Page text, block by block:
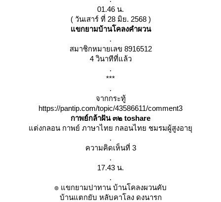
01.46 น.
( วันเสาร์ ที่ 28 มิย. 2568 )
ขกยามบ้านโคลงคำผวน
.
สมาชิกหมายเลข 8916512
4 วินาทีที่แล้ว
.
***
.
จากกระทู้
https://pantip.com/topic/43586611/comment3
กาพย์กล้าฝัน ๓๒ toshare
ต่งกลอน กาพย์ ภาษาไทย กลอนไทย ชมรมผู้สูงอายุ
.
ความคิดเห็นที่ 3
.
17.43 น.
.
๏ แขกยามปาทาน บ้านโคลงผวนคับ
บ้านแตกยับ หลับคาโลง ดงนารก